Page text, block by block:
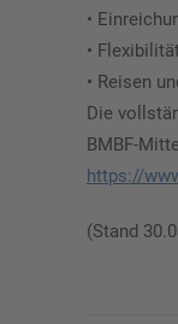
•
•
• Reisen
Die
BMBF-
https://
(Stand